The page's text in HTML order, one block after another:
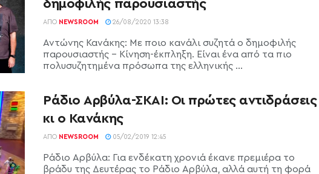
δημοφιλής παρουσιαστής
ΑΠΌ NEWSROOM 26/08/2020 13:38
Αντώνης Κανάκης: Με ποιο κανάλι συζητά ο δημοφιλής
παρουσιαστής - Κίνηση-έκπληξη. Είναι ένα από τα πιο
πολυσυζητημένα πρόσωπα της ελληνικής ...
Ράδιο Αρβύλα-ΣΚΑΙ: Οι πρώτες αντιδράσεις
κι ο Κανάκης
ΑΠΌ NEWSROOM 05/02/2019 12:45
Ράδιο Αρβύλα: Για ενδέκατη χρονιά έκανε πρεμιέρα το
βράδυ της Δευτέρας το Ράδιο Αρβύλα, αλλά αυτή τη φορά